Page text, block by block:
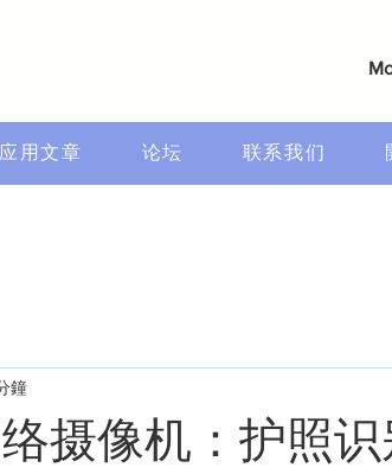
应用文章 论坛 联系我们
摄像机：护照
鐘